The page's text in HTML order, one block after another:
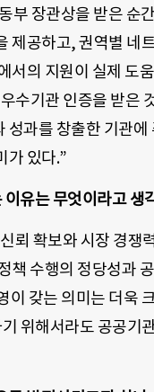
부 장관상을 받은 순
제공하고, 권역별 네
서의 지원이 실제 도
수기관 인증을 받은
성과를 창출한 기관
가 있다.”
유는 무엇이라고 생
뢰 확보와 시장 경
책 수행의 정당성과
이 갖는 의미는 더욱
위해서라도 공공기